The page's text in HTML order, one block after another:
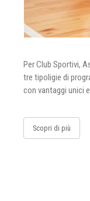
Per Club Sportivi,
tre tipoligie di
con vantaggi unici
Scopri di più